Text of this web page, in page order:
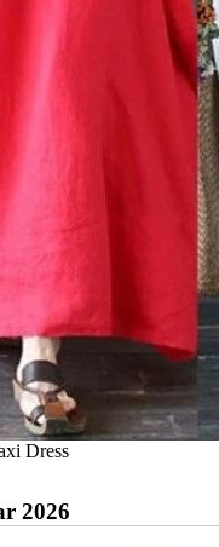
Dress
2026